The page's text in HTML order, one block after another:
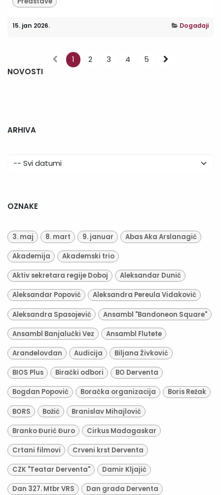
15. jan 2026. Događaji
1 2 3 4
5
NOVOSTI
ARHIVA
OZNAKE
3. maj 8. mart 9. januar Abas Aka Arslanagić
Akademija Akademski trio
Aktiv sekretara regije Doboj Aleksandar Dunić
Aleksandar Popović Aleksandra Pereula Vidaković
Aleksandra Spasojević Ansambl "Bandoneon Square"
Ansambl Banjalučki Vez Ansambl Flutete
Aranđelovdan Audicija Biljana Živković
BIOS Plus Birački odbori BO Derventa
Bogdan Popović Boračka organizacija Boris Režak
BORS Božić Branislav Mihajlović
Branko Đurić Đuro Cirkus Madagaskar
Crtani filmovi Crveni krst Derventa
CZK "Teatar Derventa" Damir Kljajić
Dan 327. Mtbr VRS Dan grada Derventa